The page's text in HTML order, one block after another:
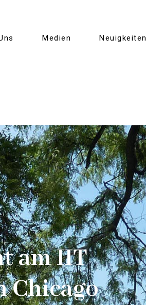
Medien Neuigkeiten
am IIT
Chicago